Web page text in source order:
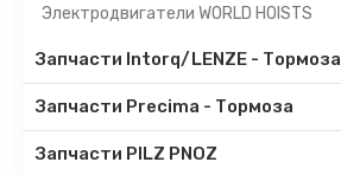
Электродвигатели WORLD HOISTS
Запчасти Intorq/LENZE - Тормоза
Запчасти Precima - Тормоза
Запчасти PILZ PNOZ